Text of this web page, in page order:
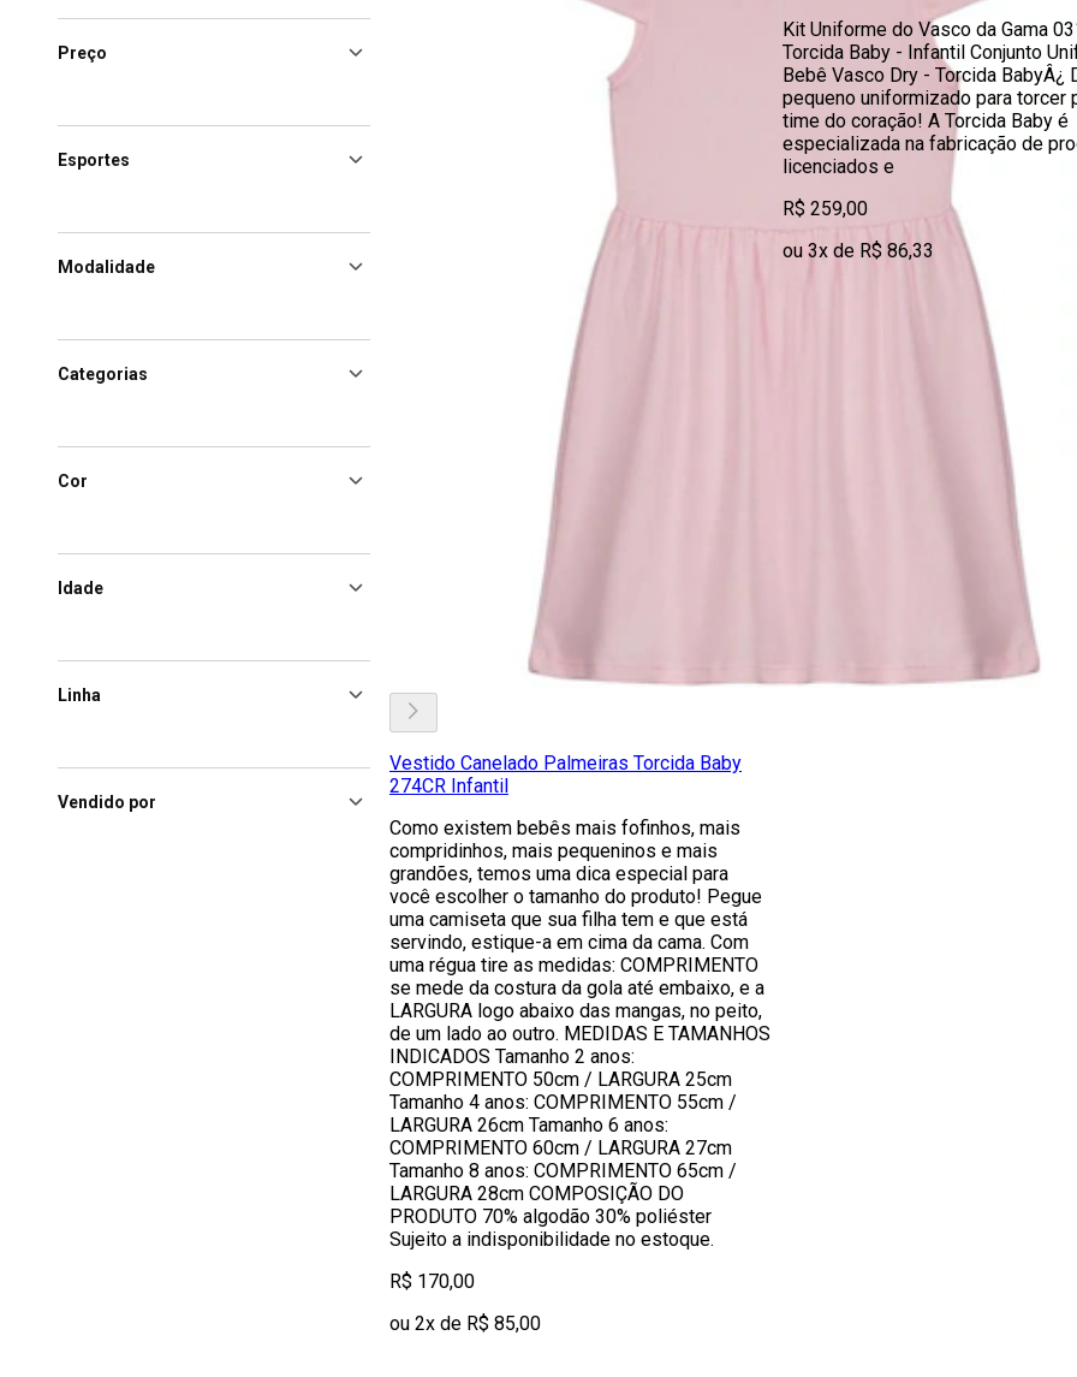
Preço
Esportes
Modalidade
Categorias
Cor
Idade
Linha
Vendido por
Vestido Canelado Palmeiras Torcida Baby
274CR Infantil
Como existem bebês mais fofinhos, mais
compridinhos, mais pequeninos e mais
grandões, temos uma dica especial para
você escolher o tamanho do produto! Pegue
uma camiseta que sua filha tem e que está
servindo, estique-a em cima da cama. Com
uma régua tire as medidas: COMPRIMENTO
se mede da costura da gola até embaixo, e a
LARGURA logo abaixo das mangas, no peito,
de um lado ao outro. MEDIDAS E TAMANHOS
INDICADOS Tamanho 2 anos:
COMPRIMENTO 50cm / LARGURA 25cm
Tamanho 4 anos: COMPRIMENTO 55cm /
LARGURA 26cm Tamanho 6 anos:
COMPRIMENTO 60cm / LARGURA 27cm
Tamanho 8 anos: COMPRIMENTO 65cm /
LARGURA 28cm COMPOSIÇÃO DO
PRODUTO 70% algodão 30% poliéster
Sujeito a indisponibilidade no estoque.
R$ 170,00
ou 2x de R$ 85,00
Kit Uniforme do Vasco da Gama
Torcida Baby - Infantil Conjunto
Bebê Vasco Dry - Torcida BabyÂ¿
pequeno uniformizado para torcer
time do coração! A Torcida Baby é
especializada na fabricação de
licenciados e
R$ 259,00
ou 3x de R$ 86,33